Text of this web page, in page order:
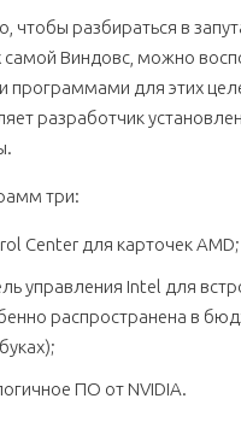
чтобы разбираться в
самой Виндовс, можно
программами для этих
разработчик
три:
Center для карточек AMD;
управления Intel для
распространена в
ПО от NVIDIA.